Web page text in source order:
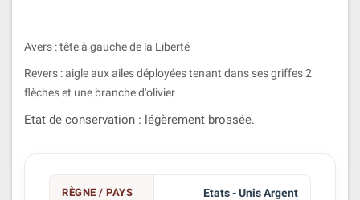
Avers : tête à gauche de la Liberté
Revers : aigle aux ailes déployées tenant dans ses griffes 2
flèches et une branche d'olivier
Etat de conservation : légèrement brossée.
RÈGNE / PAYS Etats - Unis Argent